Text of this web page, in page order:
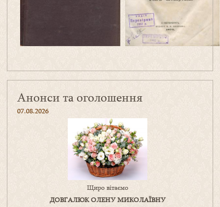
Анонси та оголошення
07.08.2026
Щиро вітаємо
ДОВГАЛЮК ОЛЕНУ МИКОЛАЇВНУ